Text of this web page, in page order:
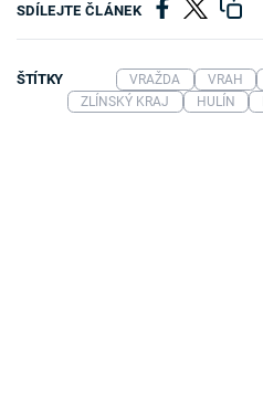
SDÍLEJTE ČLÁNEK
ŠTÍTKY VRAŽDA VRAH
ZLÍNSKÝ KRAJ
HULÍN